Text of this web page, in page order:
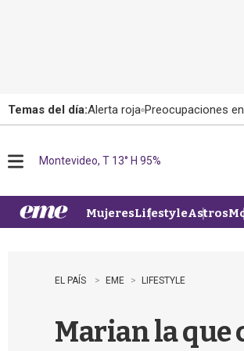
Temas del día:Alerta roja Preocupaciones
u
Montevideo, T 13° H 95%
MujeresLifestyleAstros
EL PAÍS EME LIFESTYLE
Marian la que